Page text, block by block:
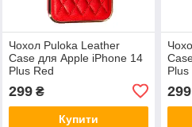
Чохол Puloka Leather
Case для Apple iPhone 14
Plus Red
299₴
Купити
Plus
299